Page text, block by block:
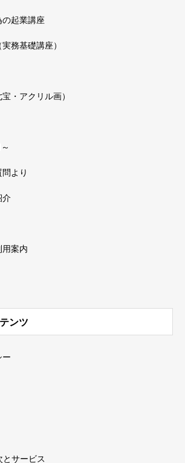
起業講座
務基礎講座）
・アクリル画）
より
介
用案内
ンツ
ー
サービス